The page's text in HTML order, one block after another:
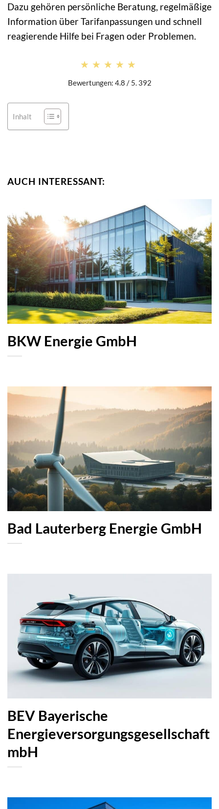
Dazu gehören persönliche Beratung, regelmäßige
Information über Tarifanpassungen und schnell
reagierende Hilfe bei Fragen oder Problemen.
★★★★★
★★★★★
Bewertungen: 4.8 / 5. 392
Inhalt
AUCH INTERESSANT:
BKW Energie GmbH
Bad Lauterberg Energie GmbH
BEV Bayerische
Energieversorgungsgesellschaft
mbH